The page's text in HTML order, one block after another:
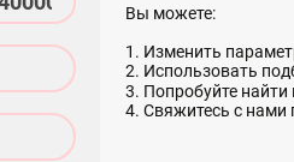
Вы можете:
1. Изменить
2. Использовать
3. Попробуйте
4. Свяжитесь с нами